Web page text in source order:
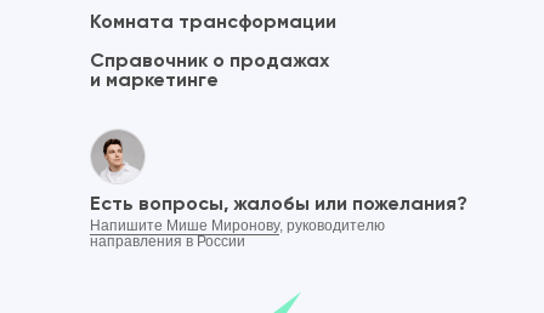
Комната трансформации
Справочник о продажах
и маркетинге
Есть вопросы, жалобы или пожелания?
Напишите Мише Миронову, руководителю
направления в России